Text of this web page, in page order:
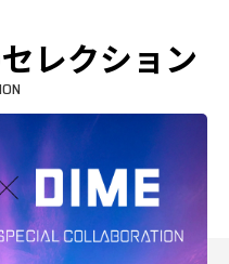
レクション